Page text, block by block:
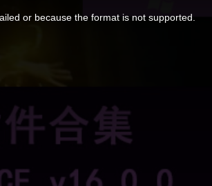
or because the format is not supported.